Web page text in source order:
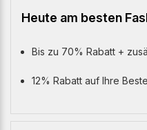
Heute am besten
Bis zu 70% Rabatt +
12% Rabatt auf Ihre